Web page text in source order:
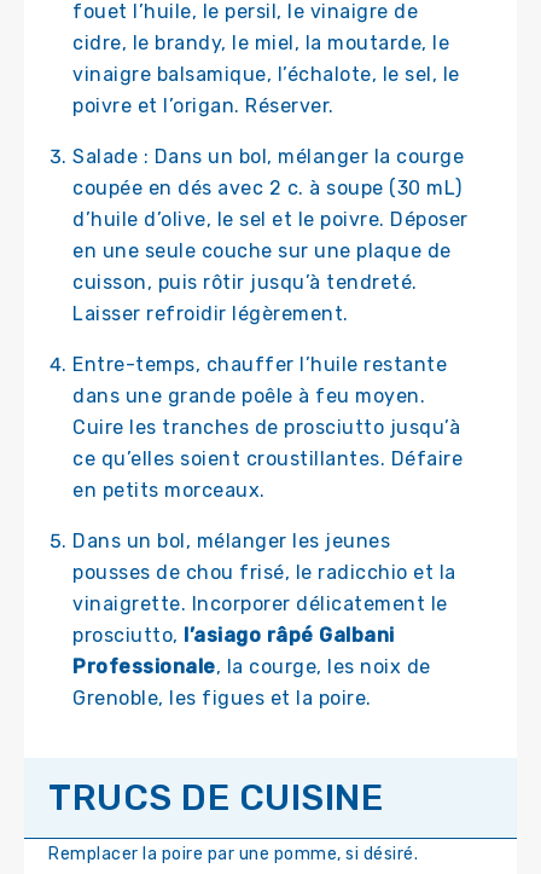
fouet l’huile, le persil, le vinaigre de
cidre, le brandy, le miel, la moutarde, le
vinaigre balsamique, l’échalote, le sel, le
poivre et l’origan. Réserver.
Salade : Dans un bol, mélanger la courge
coupée en dés avec 2 c. à soupe (30 mL)
d’huile d’olive, le sel et le poivre. Déposer
en une seule couche sur une plaque de
cuisson, puis rôtir jusqu’à tendreté.
Laisser refroidir légèrement.
Entre-temps, chauffer l’huile restante
dans une grande poêle à feu moyen.
Cuire les tranches de prosciutto jusqu’à
ce qu’elles soient croustillantes. Défaire
en petits morceaux.
Dans un bol, mélanger les jeunes
pousses de chou frisé, le radicchio et la
vinaigrette. Incorporer délicatement le
prosciutto, l’asiago râpé Galbani
Professionale, la courge, les noix de
Grenoble, les figues et la poire.
TRUCS DE CUISINE
Remplacer la poire par une pomme, si désiré.